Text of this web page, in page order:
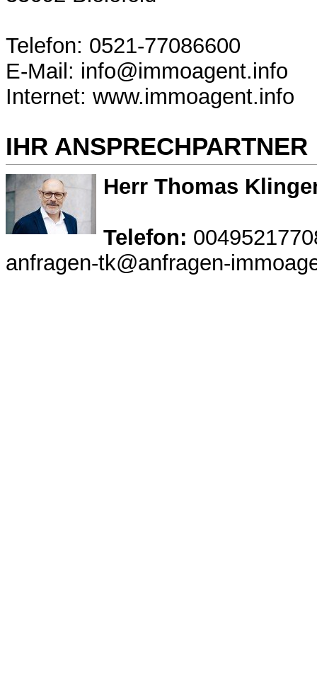
Telefon: 0521-77086600
E-Mail: info@immoagent.info
Internet: www.immoagent.info
IHR ANSPRECHPARTNER
Herr Thomas
Telefon:
anfragen-tk@anfragen-